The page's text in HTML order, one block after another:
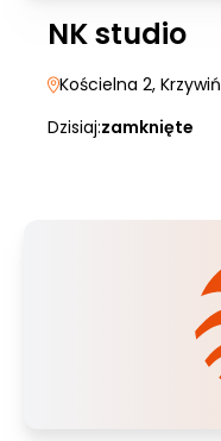
NK studio
Kościelna 2, Krzywiń
Dzisiaj:zamknięte